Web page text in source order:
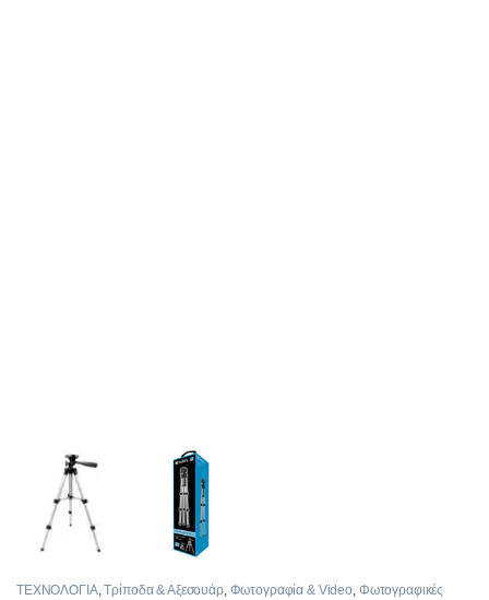
ΤΕΧΝΟΛΟΓΙΑ,Τρίποδα & Αξεσουάρ, Φωτογραφία & Video, Φωτογραφικές